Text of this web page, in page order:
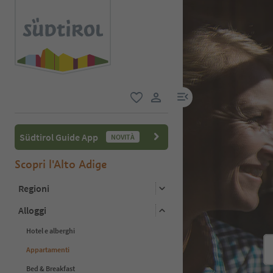
user link
menu link
Südtirol Guide App NOVITÀ
Scopri l'Alto Adige
Regioni
Alloggi
Hotel e alberghi
Appartamenti
Bed & Breakfast